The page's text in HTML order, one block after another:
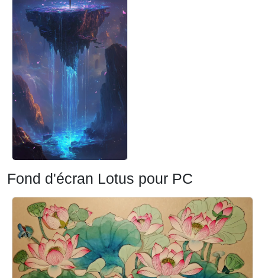
Fond d'écran Lotus pour PC